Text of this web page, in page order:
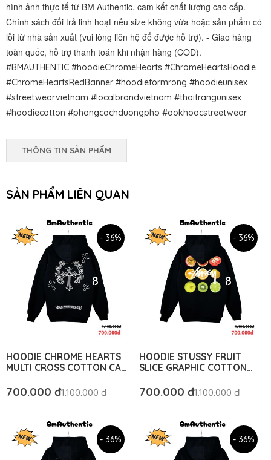
hình ảnh thực tế từ BM Authentic, cam kết chất lượng cao cấp. -
Chính sách đổi trả linh hoạt nếu size không vừa hoặc sản phẩm có
lỗi từ nhà sản xuất (vui lòng liên hệ để được hỗ trợ). - Giao hàng
toàn quốc, hỗ trợ thanh toán khi nhận hàng (COD).
#BMAUTHENTIC #hoodieChromeHearts #ChromeHeartsHoodie
#ChromeHeartsRedBanner #hoodieformrong #hoodieunisex
#streetwearvietnam #localbrandvietnam #thoitrangunisex
#hoodiecotton #phongcachduongpho #aokhoacstreetwear
THÔNG TIN SẢN PHẨM
SẢN PHẨM LIÊN QUAN
- 36%
HOODIE CHROME HEARTS
MULTI CROSS COTTON CAO
AUTHENTIC
700.000 đ1.100.000 đ
- 36%
HOODIE STUSSY FRUIT
SLICE GRAPHIC COTTON
UNISEX - BM AUTHENTIC
700.000 đ1.100.000 đ
- 36% - 36%